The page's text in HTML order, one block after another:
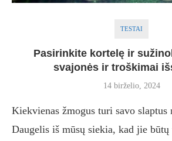
TESTAI
Pasirinkite kortelę ir
svajonės ir troškimai
14 birželio, 2024
Kiekvienas žmogus turi savo slaptus
Daugelis iš mūsų siekia, kad jie